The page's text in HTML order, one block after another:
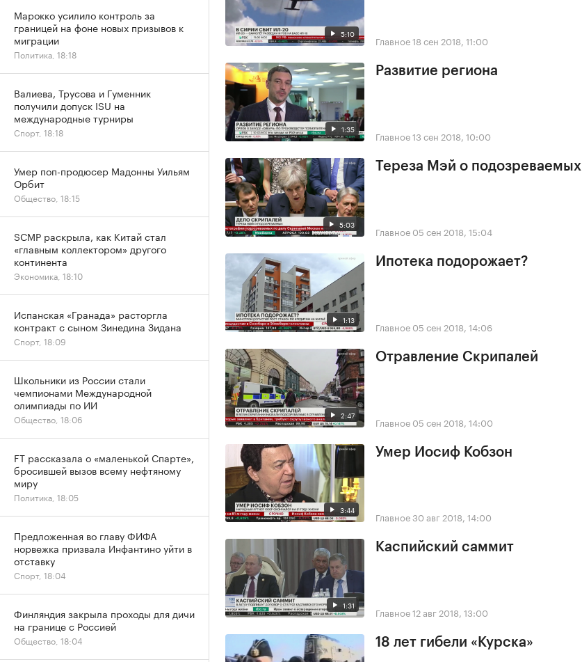
5:10 Главное18 сен 2018, 11:00
1:35
Развитие региона
Главное13 сен 2018, 10:00
5:03
Тереза Мэй о подозреваемых
Главное 05 сен 2018, 15:04
1:13
Ипотека подорожает?
Главное 05 сен 2018, 14:06
2:47
Отравление Скрипалей
Главное 05 сен 2018, 14:00
3:44
Умер Иосиф Кобзон
Главное30 авг 2018, 14:00
1:31
Каспийский саммит
Главное12 авг 2018, 13:00
18 лет гибели «Курска»
Марокко усилило контроль за
границей на фоне новых призывов к
миграции
Политика, 18:18
Валиева, Трусова и Гуменник
получили допуск ISU на
международные турниры
Спорт, 18:18
Умер поп-продюсер Мадонны Уильям
Орбит
Общество, 18:15
SCMP раскрыла, как Китай стал
«главным коллектором» другого
континента
Экономика, 18:10
Испанская «Гранада» расторгла
контракт с сыном Зинедина Зидана
Спорт, 18:09
Школьники из России стали
чемпионами Международной
олимпиады по ИИ
Общество, 18:06
FT рассказала о «маленькой Спарте»,
бросившей вызов всему нефтяному
миру
Политика, 18:05
Предложенная во главу ФИФА
норвежка призвала Инфантино уйти в
отставку
Спорт, 18:04
Финляндия закрыла проходы для дичи
на границе с Россией
Общество, 18:04